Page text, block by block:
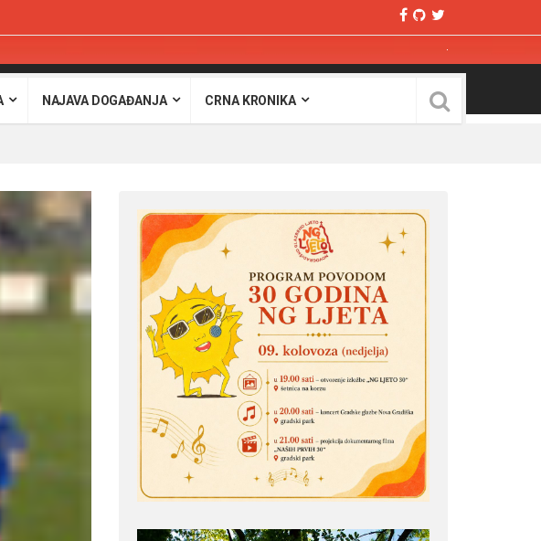
NAJAVA DOGAĐANJA CRNA KRONIKA